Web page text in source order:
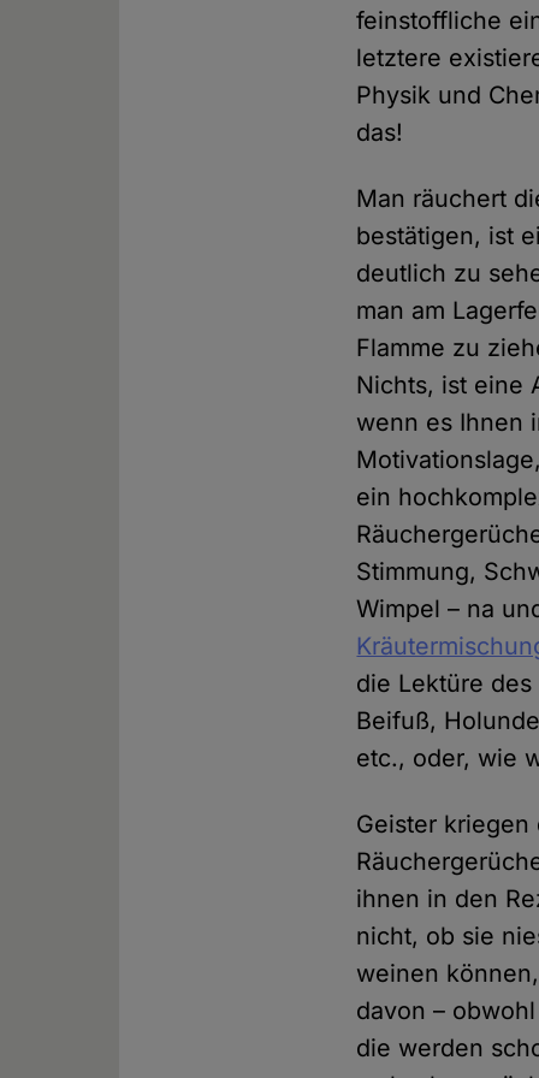
feinstoffliche
letztere
Physik und
das!
Man räuchert
bestätigen, ist
deutlich zu
man am
Flamme zu
Nichts, ist eine
wenn es Ihnen
ein
Stimmung,
Wimpel – na
die Lektüre
Beifuß,
etc., oder, wie
Geister
ihnen in den
nicht, ob sie
weinen
davon –
die werden